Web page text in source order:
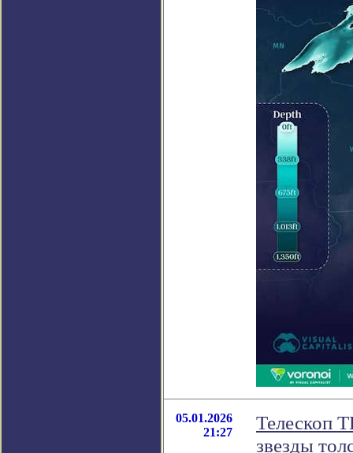
05.01.2026
21:27
Телескоп
звезды